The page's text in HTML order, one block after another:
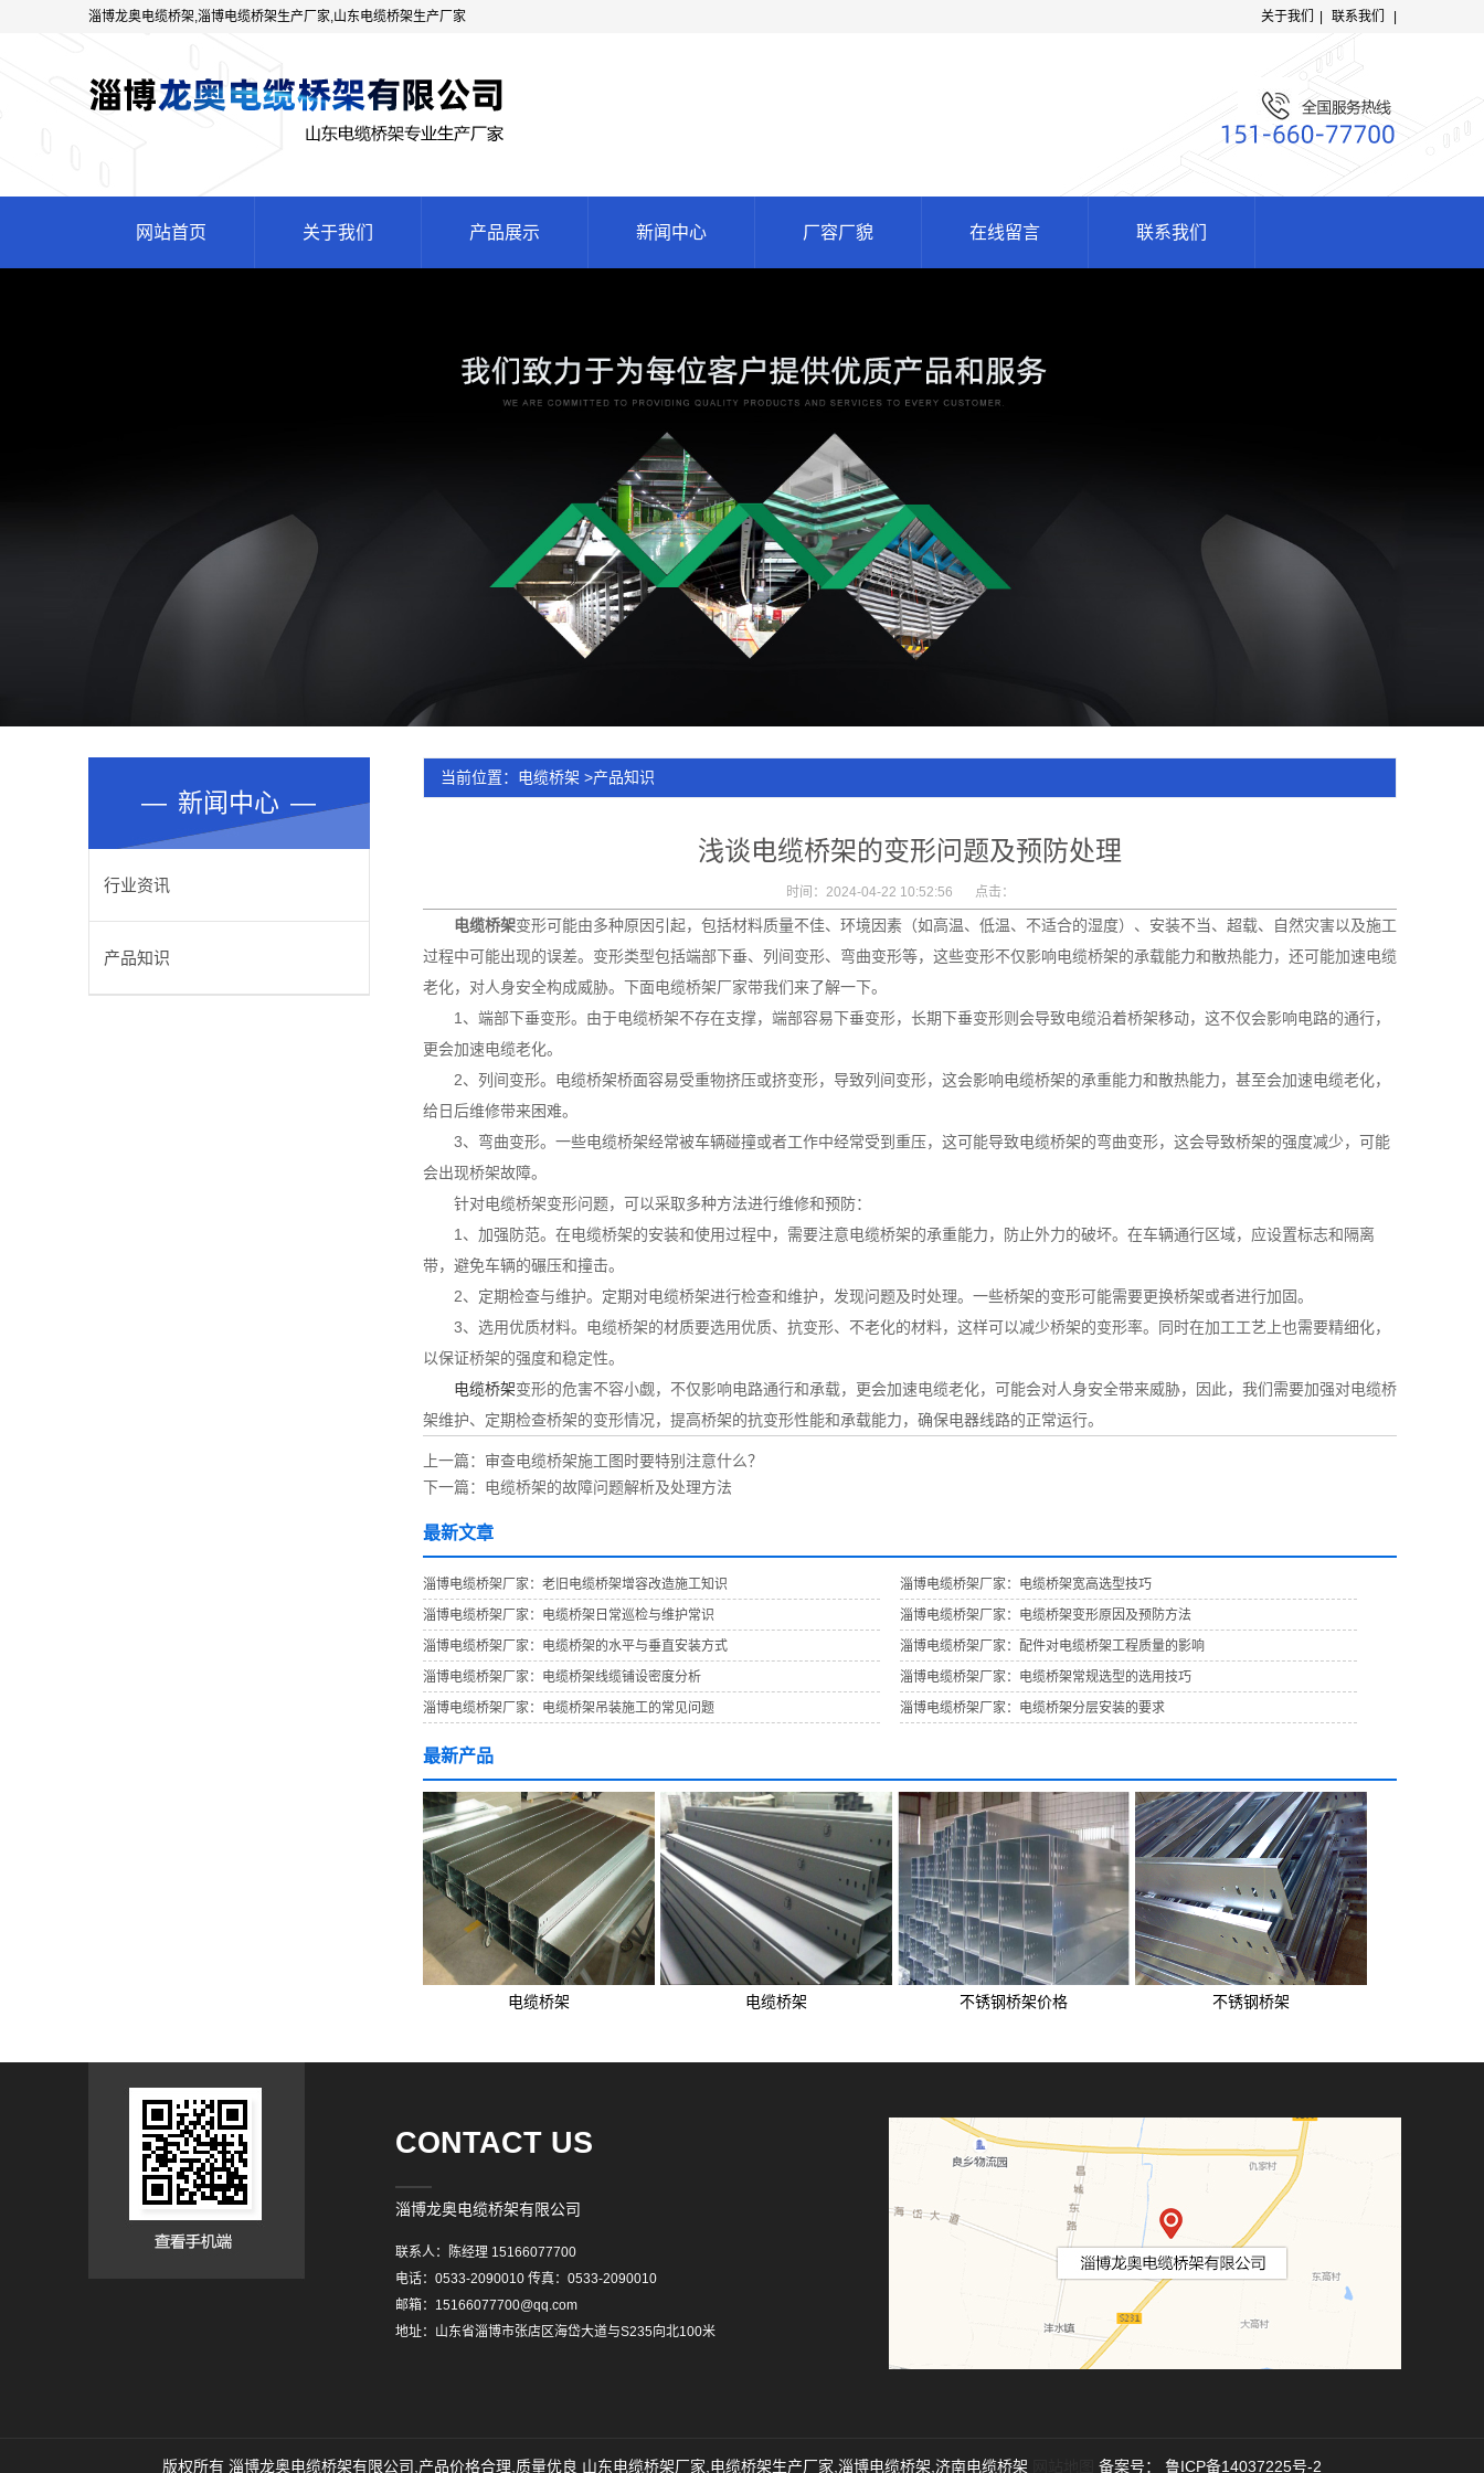
淄博龙奥电缆桥架,淄博电缆桥架生产厂家,山东电缆桥架生产厂家 关于我们 联系我们
网站首页 关于我们 产品展示 新闻中心 厂容厂貌 在线留言 联系我们
— 新闻中心 —
行业资讯
产品知识
当前位置： 电缆桥架 >产品知识
浅谈电缆桥架的变形问题及预防处理
时间：2024-04-22 10:52:56 点击：
电缆桥架变形可能由多种原因引起，包括材料质量不佳、环境因素（如高温、低温、不适合的湿度）、安装不当、超载、自然灾害以及施工
过程中可能出现的误差。变形类型包括端部下垂、列间变形、弯曲变形等，这些变形不仅影响电缆桥架的承载能力和散热能力，还可能加速电缆
老化，对人身安全构成威胁。下面电缆桥架厂家带我们来了解一下。
1、端部下垂变形。由于电缆桥架不存在支撑，端部容易下垂变形，长期下垂变形则会导致电缆沿着桥架移动，这不仅会影响电路的通行，
更会加速电缆老化。
2、列间变形。电缆桥架桥面容易受重物挤压或挤变形，导致列间变形，这会影响电缆桥架的承重能力和散热能力，甚至会加速电缆老化，
给日后维修带来困难。
3、弯曲变形。一些电缆桥架经常被车辆碰撞或者工作中经常受到重压，这可能导致电缆桥架的弯曲变形，这会导致桥架的强度减少，可能
会出现桥架故障。
针对电缆桥架变形问题，可以采取多种方法进行维修和预防：
1、加强防范。在电缆桥架的安装和使用过程中，需要注意电缆桥架的承重能力，防止外力的破坏。在车辆通行区域，应设置标志和隔离
带，避免车辆的碾压和撞击。
2、定期检查与维护。定期对电缆桥架进行检查和维护，发现问题及时处理。一些桥架的变形可能需要更换桥架或者进行加固。
3、选用优质材料。电缆桥架的材质要选用优质、抗变形、不老化的材料，这样可以减少桥架的变形率。同时在加工工艺上也需要精细化，
以保证桥架的强度和稳定性。
电缆桥架变形的危害不容小觑，不仅影响电路通行和承载，更会加速电缆老化，可能会对人身安全带来威胁，因此，我们需要加强对电缆桥
架维护、定期检查桥架的变形情况，提高桥架的抗变形性能和承载能力，确保电器线路的正常运行。
上一篇： 审查电缆桥架施工图时要特别注意什么？
下一篇： 电缆桥架的故障问题解析及处理方法
最新文章
淄博电缆桥架厂家：老旧电缆桥架增容改造施工知识
淄博电缆桥架厂家：电缆桥架宽高选型技巧
淄博电缆桥架厂家：电缆桥架日常巡检与维护常识
淄博电缆桥架厂家：电缆桥架变形原因及预防方法
淄博电缆桥架厂家：电缆桥架的水平与垂直安装方式
淄博电缆桥架厂家：配件对电缆桥架工程质量的影响
淄博电缆桥架厂家：电缆桥架线缆铺设密度分析
淄博电缆桥架厂家：电缆桥架常规选型的选用技巧
淄博电缆桥架厂家：电缆桥架吊装施工的常见问题
淄博电缆桥架厂家：电缆桥架分层安装的要求
最新产品
电缆桥架 电缆桥架 不锈钢桥架价格 不锈钢桥架
CONTACT US
淄博龙奥电缆桥架有限公司
联系人：陈经理 15166077700
电话：0533-2090010 传真：0533-2090010
邮箱：15166077700@qq.com
地址：山东省淄博市张店区海岱大道与S235向北100米
版权所有 淄博龙奥电缆桥架有限公司,产品价格合理,质量优良 山东电缆桥架厂家,电缆桥架生产厂家,淄博电缆桥架,济南电缆桥架 备案号： 鲁ICP备14037225号-2